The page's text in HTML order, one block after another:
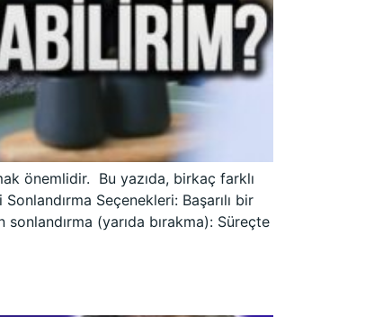
önemlidir. Bu yazıda, birkaç farklı
Seçenekleri: Başarılı bir
(yarıda bırakma): Süreçte